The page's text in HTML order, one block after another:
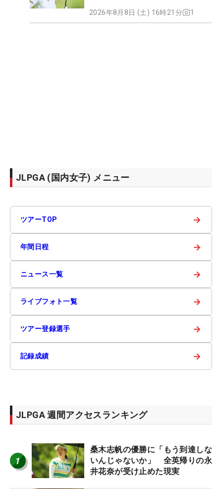
2026年8月8日 (土) 16時21分 1
JLPGA (国内女子) メニュー
ツアーTOP →
年間日程 →
ニュース一覧 →
ライブフォト一覧 →
ツアー登録選手 →
記録成績 →
JLPGA 週間アクセスランキング
1
桑木志帆の優勝に「もう到達しな
いんじゃないか」 全英帰りの永
井花奈が受け止めた現実